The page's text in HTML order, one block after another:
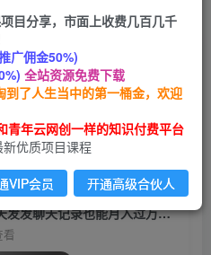
每天发发聊天记录也能
一部手机即可操作
关注 私信
（6793期）一单几百块，每天发发聊天记录也能月入过万是怎么做到的，一部手机即可操作
看
目分享，市面上收费几百几千
广佣金50%)
全站资源免费下载
了人生当中的第一桶金，欢迎
青年云网创一样的知识付费平台
优质项目课程
VIP会员 开通高级合伙人